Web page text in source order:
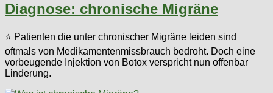
Diagnose: chronische Migräne
⭐ Patienten die unter chronischer Migräne leiden sind
oftmals von Medikamentenmissbrauch bedroht. Doch eine
vorbeugende Injektion von Botox verspricht nun offenbar
Linderung.